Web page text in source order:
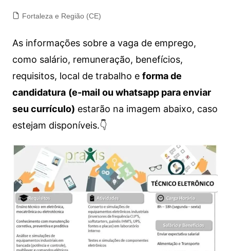
Fortaleza e Região (CE)
As informações sobre a vaga de emprego,
como salário, remuneração, benefícios,
requisitos, local de trabalho e forma de
candidatura (e-mail ou whatsapp para enviar
seu currículo) estarão na imagem abaixo, caso
estejam disponíveis.👇